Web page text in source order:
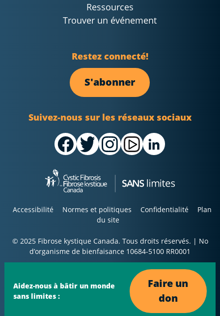
Ressources
Trouver un événement
Restez connecté!
S'abonner
Suivez-nous sur les réseaux sociaux
Accessibilité Normes et politiques Confidentialité
Plan
du site
© 2025 Fibrose kystique Canada. Tous droits réservés. | No
d’organisme de bienfaisance 10684-5100 RR0001
Aidez-nous à bâtir un monde
sans limites :
Faire un
don